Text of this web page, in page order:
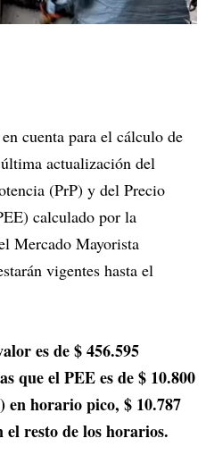
cuenta para el cálculo de
actualización del
(PrP) y del Precio
calculado por la
Mercado Mayorista
vigentes hasta el
es de $ 456.595
que el PEE es de $ 10.800
en horario pico, $ 10.787
el resto de los horarios.